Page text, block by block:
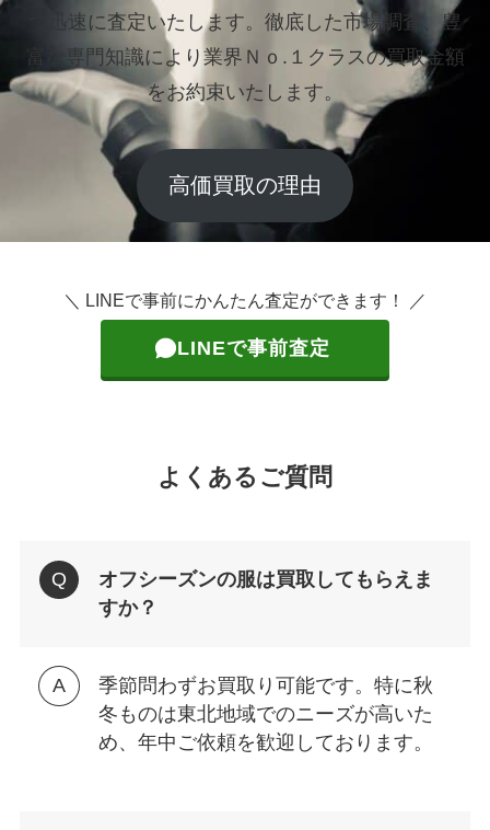
つ迅速に査定いたします。 徹底した市場調査、豊
富な専門知識により業界Ｎｏ.１クラスの買取金額
をお約束いたします。
高価買取の理由
＼ LINEで事前にかんたん査定ができます！ ／
LINEで事前査定
よくあるご質問
オフシーズンの服は買取してもらえま
すか？
季節問わずお買取り可能です。特に秋
冬ものは東北地域でのニーズが高いた
め、年中ご依頼を歓迎しております。